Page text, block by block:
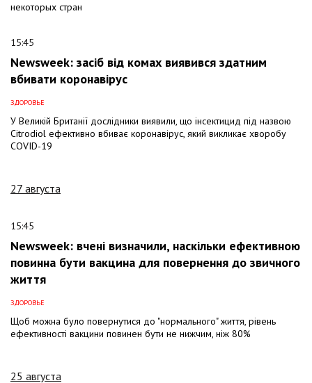
некоторых стран
15:45
Newsweek: засіб від комах виявився здатним
вбивати коронавірус
ЗДОРОВЬЕ
У Великій Британії дослідники виявили, що інсектицид під назвою
Citrodiol ефективно вбиває коронавірус, який викликає хворобу
COVID-19
27 августа
15:45
Newsweek: вчені визначили, наскільки ефективною
повинна бути вакцина для повернення до звичного
життя
ЗДОРОВЬЕ
Щоб можна було повернутися до "нормального" життя, рівень
ефективності вакцини повинен бути не нижчим, ніж 80%
25 августа